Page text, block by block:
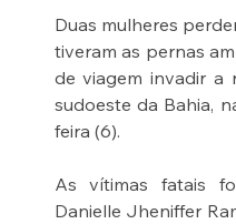
Duas mulheres
tiveram as pernas
de viagem invadir a
sudoeste da Bahia,
feira (6).
As vítimas fatais
Danielle Jheniffer